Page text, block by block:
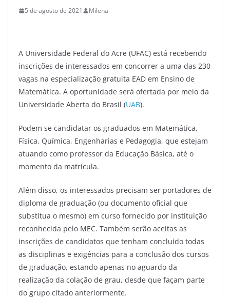
5 de agosto de 2021 Milena
A Universidade Federal do Acre (UFAC) está recebendo
inscrições de interessados em concorrer a uma das 230
vagas na especialização gratuita EAD em Ensino de
Matemática. A oportunidade será ofertada por meio da
Universidade Aberta do Brasil (UAB).
Podem se candidatar os graduados em Matemática,
Física, Química, Engenharias e Pedagogia, que estejam
atuando como professor da Educação Básica, até o
momento da matrícula.
Além disso, os interessados precisam ser portadores de
diploma de graduação (ou documento oficial que
substitua o mesmo) em curso fornecido por instituição
reconhecida pelo MEC. Também serão aceitas as
inscrições de candidatos que tenham concluído todas
as disciplinas e exigências para a conclusão dos cursos
de graduação, estando apenas no aguardo da
realização da colação de grau, desde que façam parte
do grupo citado anteriormente.